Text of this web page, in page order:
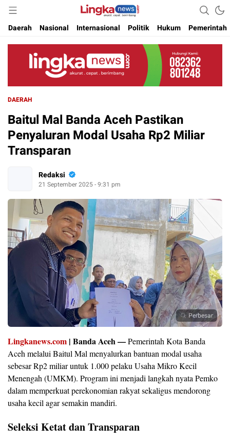
Lingkanews
Akurat. Cepat & Berimbang
Daerah
Nasional Internasional Politik Hukum Pemerintah
DAERAH
Baitul Mal Banda Aceh Pastikan
Penyaluran Modal Usaha Rp2 Miliar
Transparan
Redaksi
21 September 2025 - 9:31 pm
Perbesar
Lingkanews.com | Banda Aceh —Pemerintah Kota Banda
Aceh melalui Baitul Mal menyalurkan bantuan modal usaha
sebesar Rp2 miliar untuk 1.000 pelaku Usaha Mikro Kecil
Menengah (UMKM). Program ini menjadi langkah nyata Pemko
dalam memperkuat perekonomian rakyat sekaligus mendorong
usaha kecil agar semakin mandiri.
Seleksi Ketat dan Transparan